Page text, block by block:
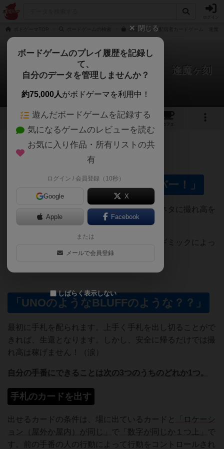
心霊スポット配信者カードゲーム 逢魔
心霊スポット配信者カードゲーム 逢魔ヶ刻
不破亮輔さんのレビュー
5 1 2
カフェ
344名 4名 0 約3年前
「君たちは迷惑系ユーチューバー！」
動画配信者が心霊スポットに行き、怪異をネタに撮れ高を
稼ぎつつ生還するゲームです。
のカードを 不透明スリーブ
で隠すギミックによっ
て、ドキドキ、ゾクゾクを楽しめます。
「UNOのようなBLUFFのような？？」
最初に手札を配られます。上手く手札を出し切ることがで
きれば、生還となります。しかし、安全に帰るだけでは撮
れ高は稼げません！（涙）
自分の手番 にできることは次の3つのうちのどれか1つ。
手札のカードを出す
出せるカードの条件は、場に出ているカードと
「ロケーシ
ョン（屋外か屋内）が同じ」 で 「数字が同じか１つ上」 で
す。前の手番の人の行動によって行動をコントロールされ
閉じる
ボードゲームのプレイ履歴を記録し
て、
自分のデータを管理しませんか？
約75,000人がボドゲーマを利用中！
遊んだボードゲームを記録する
気になるゲームのレビューを読む
お気に入り作品・所有リストの共
有
ログイン / 会員登録（10秒）
Google X
Apple Facebook
または
メールで会員登録
しばらく表示しない